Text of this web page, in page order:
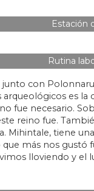
Estación
Rutina
junto con
es
fue necesario.
reino fue.
Mihintale, tiene
más nos gustó
lloviendo y el